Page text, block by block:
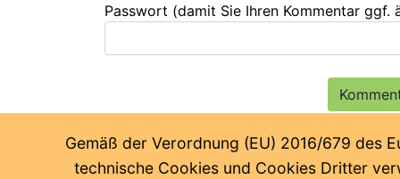
Passwort (damit Sie Ihren Kommentar ggf.
Gemäß der Verordnung (EU) 2016/679 des
technische Cookies und Cookies Dritter